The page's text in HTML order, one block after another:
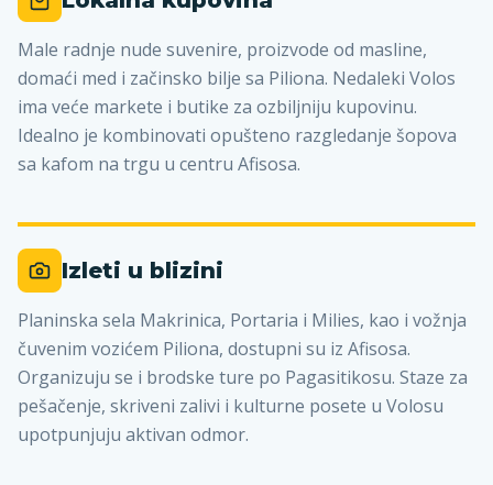
Male radnje nude suvenire, proizvode od masline,
domaći med i začinsko bilje sa Piliona. Nedaleki Volos
ima veće markete i butike za ozbiljniju kupovinu.
Idealno je kombinovati opušteno razgledanje šopova
sa kafom na trgu u centru Afisosa.
Izleti u blizini
Planinska sela Makrinica, Portaria i Milies, kao i vožnja
čuvenim vozićem Piliona, dostupni su iz Afisosa.
Organizuju se i brodske ture po Pagasitikosu. Staze za
pešačenje, skriveni zalivi i kulturne posete u Volosu
upotpunjuju aktivan odmor.